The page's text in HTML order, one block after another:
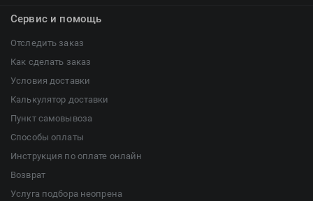
Сервис и помощь
Отследить заказ
Как сделать заказ
Условия доставки
Калькулятор доставки
Пункт самовывоза
Способы оплаты
Инструкция по оплате онлайн
Возврат
Услуга подбора неопрена